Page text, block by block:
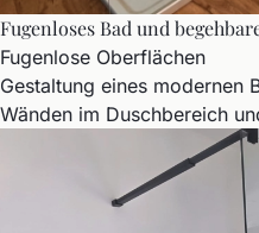
Fugenloses Bad und
Fugenlose Oberflächen
Gestaltung eines modernen
Wänden im Duschbereich